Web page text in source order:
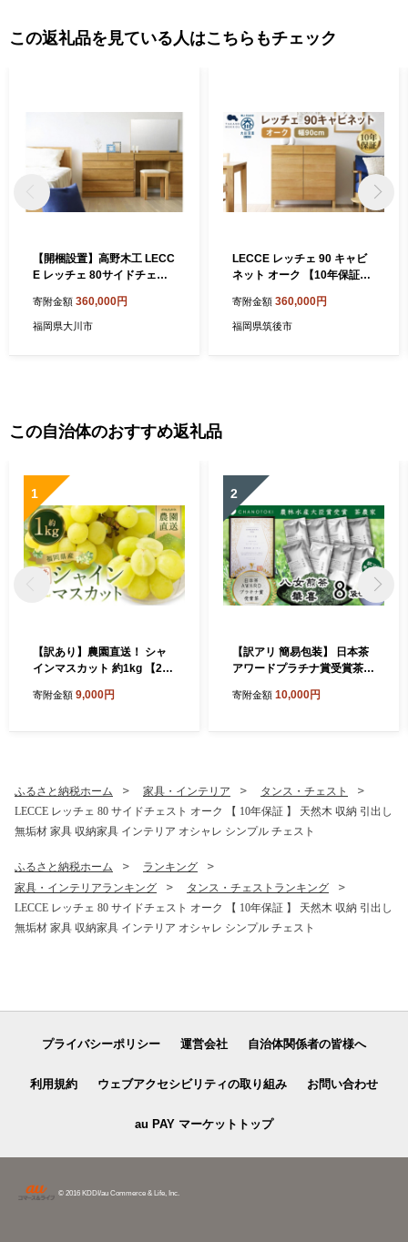
この返礼品を見ている人はこちらもチェック
【開梱設置】高野木工 LECC
E レッチェ 80サイドチェス
証】
寄附金額 360,000円
福岡県大川市
LECCE レッチェ 90 キャビ
ネット オーク 【10年保証】
ゃれ 日用品 雑貨 木製
寄附金額 360,000円
福岡県筑後市
この自治体のおすすめ返礼品
1
【訳あり】農園直送！ シャ
インマスカット 約1kg 【202
送予定】 ぶどう マスカット
寄附金額 9,000円
2
【訳アリ 簡易包装】 日本茶
アワードプラチナ賞受賞茶
「煎茶 華喜 hanayagi」 80g
寄附金額 10,000円
ふるさと納税ホーム 家具・インテリア
タンス・チェスト
LECCE レッチェ 80 サイドチェスト オーク 【 10年保証 】 天然木 収納 引出し
無垢材 家具 収納家具 インテリア オシャレ シンプル チェスト
ふるさと納税ホーム
ランキング
家具・インテリアランキング
タンス・チェストランキング
LECCE レッチェ 80 サイドチェスト オーク 【 10年保証 】 天然木 収納 引出し
無垢材 家具 収納家具 インテリア オシャレ シンプル チェスト
プライバシーポリシー 運営会社 自治体関係者の皆様へ
利用規約 ウェブアクセシビリティの取り組み お問い合わせ
au PAY マーケットトップ
© 2016 KDDI/au Commerce & Life, Inc.